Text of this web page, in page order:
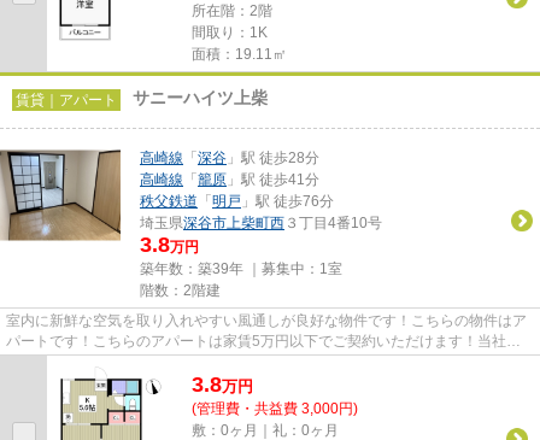
所在階：2階
間取り：1K
面積：19.11㎡
賃貸｜アパート サニーハイツ上柴
高崎線 「 深谷 」駅 徒歩28分
高崎線 「 籠原 」駅 徒歩41分
秩父鉄道 「 明戸 」駅 徒歩76分
埼玉県深谷市上柴町西 ３丁目4番10号
3.8万円
築年数：築39年 ｜募集中： 1室
階数：2階建
室内に新鮮な空気を取り入れやすい風通しが良好な物件です！こちらの物件はア
パートです！こちらのアパートは家賃5万円以下でご契約いただけます！当社イ
3.8万円
(管理費・共益費 3,000円)
敷：0ヶ月｜礼：0ヶ月